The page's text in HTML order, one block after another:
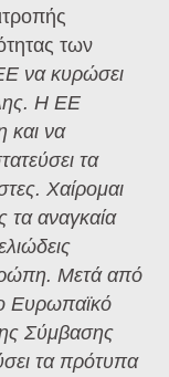
των
να κυρώσει
Η ΕΕ
και να
τα
Χαίρομαι
τα αναγκαία
Μετά από
Ευρωπαϊκό
Σύμβασης
τα πρότυπα